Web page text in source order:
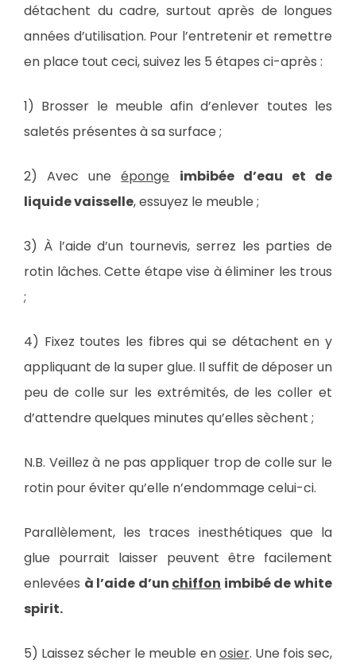
détachent du cadre, surtout après de longues
années d’utilisation. Pour l’entretenir et remettre
en place tout ceci, suivez les 5 étapes ci-après :
1) Brosser le meuble afin d’enlever toutes les
saletés présentes à sa surface ;
2) Avec uneéponge
imbibée d’eau et de
liquide vaisselle, essuyez le meuble ;
3) À l’aide d’un tournevis, serrez les parties de
rotin lâches. Cette étape vise à éliminer les trous
;
4) Fixez toutes les fibres qui se détachent en y
appliquant de la super glue. Il suffit de déposer un
peu de colle sur les extrémités, de les coller et
d’attendre quelques minutes qu’elles sèchent ;
N.B. Veillez à ne pas appliquer trop de colle sur le
rotin pour éviter qu’elle n’endommage celui-ci.
Parallèlement, les traces inesthétiques que la
glue pourrait laisser peuvent être facilement
enlevées à l’aide d’un chiffon imbibé de white
spirit.
5) Laissez sécher le meuble enosier. Une fois sec,